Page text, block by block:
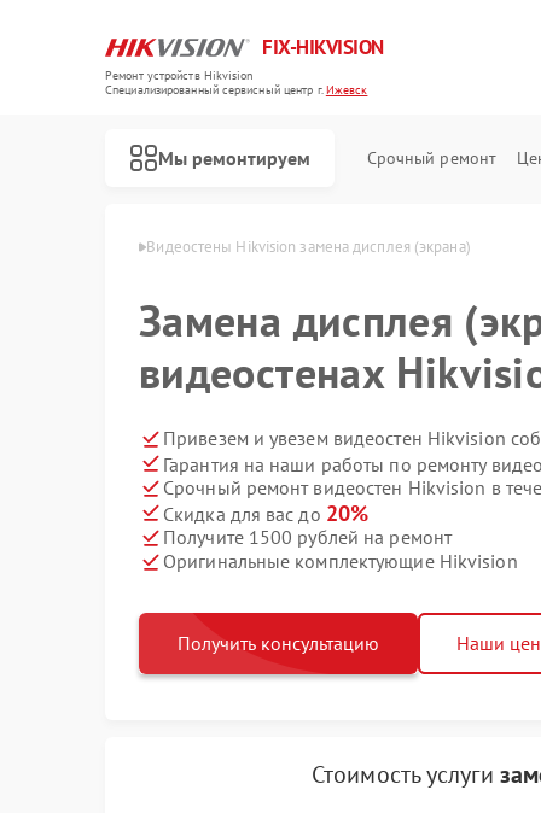
FIX-HIKVISION
Ремонт устройств Hikvision
Специализированный cервисный центр г.Ижевск
Мы ремонтируем Срочный ремонт
в Ижевске Видеостены Hikvision замена дисплея (экрана)
Замена дисплея
видеостенах
Привезем и увезем видеостен Hikvision
Гарантия на наши работы по ремонту
Срочный ремонт видеостен Hikvision в
Скидка для вас до 20%
Получите 1500 рублей на ремонт
Оригинальные комплектующие Hikvision
Получить консультацию Наши
Стоимость услуги